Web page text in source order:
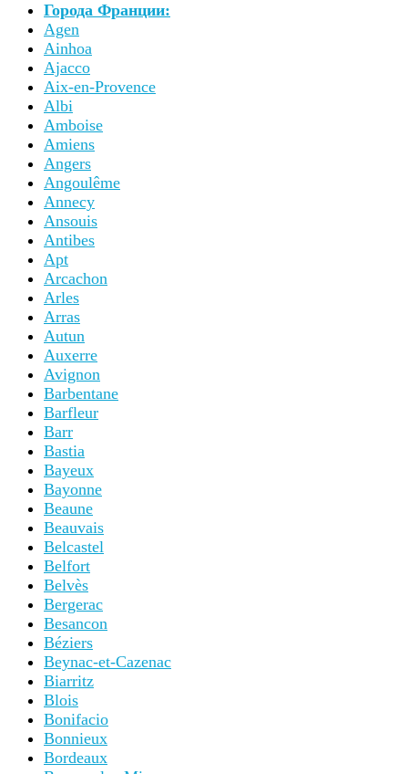
Города Франции:
Agen
Ainhoa
Ajacco
Aix-en-Provence
Albi
Amboise
Amiens
Angers
Angoulême
Annecy
Ansouis
Antibes
Apt
Arcachon
Arles
Arras
Autun
Auxerre
Avignon
Barbentane
Barfleur
Barr
Bastia
Bayeux
Bayonne
Beaune
Beauvais
Belcastel
Belfort
Belvès
Bergerac
Besancon
Béziers
Beynac-et-Cazenac
Biarritz
Blois
Bonifacio
Bonnieux
Bordeaux